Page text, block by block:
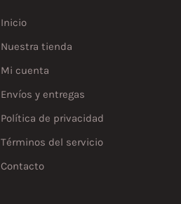
Inicio
Nuestra tienda
Mi cuenta
Envíos y entregas
Política de privacidad
Términos del servicio
Contacto